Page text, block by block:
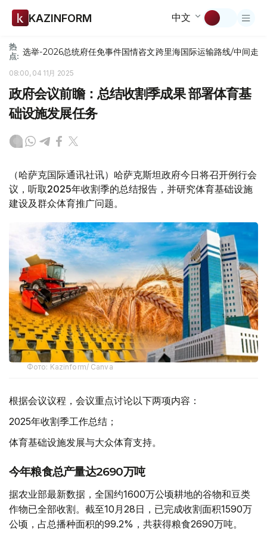
KAZINFORM 中文
热
点: 选举-2026总统府任免事件国情咨文跨里海国际运输路线/中间走廊
08:00, 04 11月 2025
政府会议前瞻：总结收割季成果 部署体育基
础设施发展任务
（哈萨克国际通讯社讯）哈萨克斯坦政府今日将召开例行会
议，听取2025年收割季的总结报告，并研究体育基础设施
建设及群众体育推广问题。
Фото: Kazinform/ Canva
根据会议议程，会议重点讨论以下两项内容：
2025年收割季工作总结；
体育基础设施发展与大众体育支持。
今年粮食总产量达2690万吨
据农业部最新数据，全国约1600万公顷耕地的谷物和豆类
作物已全部收割。截至10月28日，已完成收割面积1590万
公顷，占总播种面积的99.2%，共获得粮食2690万吨。